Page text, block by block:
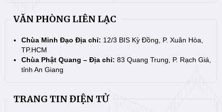
VĂN PHÒNG LIÊN LẠC
Chùa Minh Đạo Địa chỉ: 12/3 BIS Kỳ Đồng, P. Xuân Hòa,
TP.HCM
Chùa Phật Quang – Địa chỉ: 83 Quang Trung, P. Rạch Giá,
tỉnh An Giang
TRANG TIN ĐIỆN TỬ